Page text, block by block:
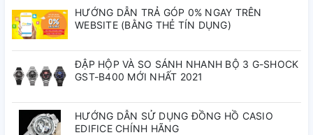
Độ dày vỏ: 11.1mm
Chất liệu vỏ: Thép không gỉ
Dây đeo:
HƯỚNG DẪN TRẢ GÓP 0% NGAY TRÊN
WEBSITE (BẰNG THẺ TÍN DỤNG)
ĐẬP HỘP VÀ SO SÁNH NHANH BỘ 3 G-SHOCK
GST-B400 MỚI NHẤT 2021
HƯỚNG DẪN SỬ DỤNG ĐỒNG HỒ CASIO
EDIFICE CHÍNH HÃNG